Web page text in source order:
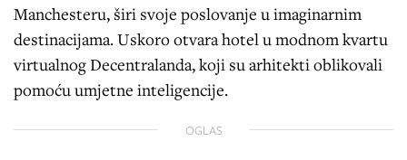
Manchesteru, širi svoje poslovanje u imaginarnim
destinacijama. Uskoro otvara hotel u modnom kvartu
virtualnog Decentralanda, koji su arhitekti oblikovali
pomoću umjetne inteligencije.
OGLAS